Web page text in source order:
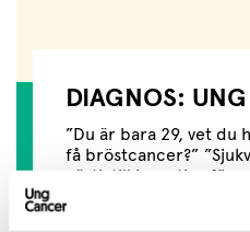
DIAGNOS: UNG
”Du är bara 29, vet du
få bröstcancer?”
nästintill ingenting för